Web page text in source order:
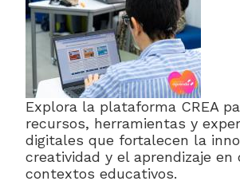
Explora la plataforma CREA
recursos, herramientas y
digitales que fortalecen la
creatividad y el aprendizaje en
contextos educativos.